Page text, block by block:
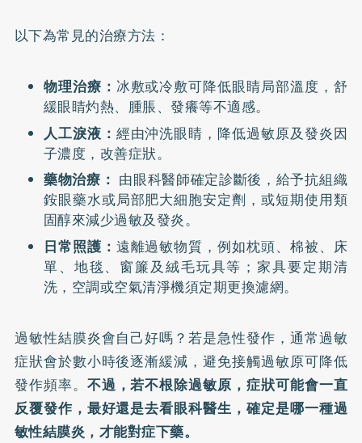
以下為常見的治療方法：
物理治療： 冰敷或冷敷可降低眼睛局部溫度，舒
緩眼睛灼熱、腫脹、發癢等不適感。
人工淚液： 經由沖洗眼睛，降低過敏原及發炎因
子濃度，改善症狀。
藥物治療： 由眼科醫師確定診斷後，給予抗組織
銨眼藥水或局部肥大細胞安定劑，或短期使用類
固醇來減少過敏及發炎。
日常照護： 遠離過敏物質，例如枕頭、棉被、床
單、地毯、窗簾及絨毛玩具等；家具要定期清
洗，空調或空氣清淨機須定期更換濾網。
過敏性結膜炎會自己好嗎？若是急性發作，通常過敏
症狀會於數小時後逐漸緩減，避免接觸過敏原可降低
發作頻率。 不過，若不根除過敏原，症狀可能會一直
反覆發作，最好還是去看眼科醫生，確定是哪一種過
敏性結膜炎，才能對症下藥。